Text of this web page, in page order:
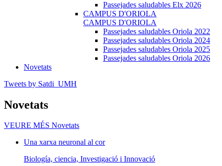
Passejades saludables Elx 2026
CAMPUS D'ORIOLA
CAMPUS D'ORIOLA
Passejades saludables Oriola 2022
Passejades saludables Oriola 2024
Passejades saludables Oriola 2025
Passejades saludables Oriola 2026
Novetats
Tweets by Satdi_UMH
Novetats
VEURE MÉS Novetats
Una xarxa neuronal al cor
Biología, ciencia, Investigació i Innovació